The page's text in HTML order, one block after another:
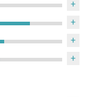
любой женщины.
+
+
+
+